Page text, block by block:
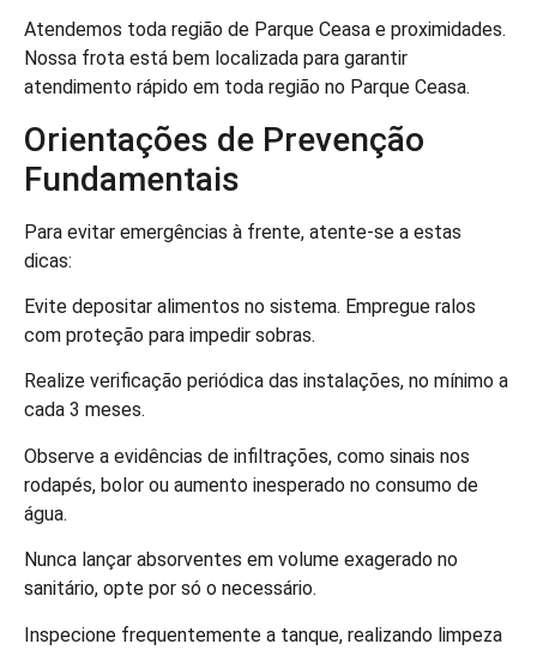
Atendemos toda região de Parque Ceasa e proximidades.
Nossa frota está bem localizada para garantir
atendimento rápido em toda região no Parque Ceasa.
Orientações de Prevenção
Fundamentais
Para evitar emergências à frente, atente-se a estas
dicas:
Evite depositar alimentos no sistema. Empregue ralos
com proteção para impedir sobras.
Realize verificação periódica das instalações, no mínimo a
cada 3 meses.
Observe a evidências de infiltrações, como sinais nos
rodapés, bolor ou aumento inesperado no consumo de
água.
Nunca lançar absorventes em volume exagerado no
sanitário, opte por só o necessário.
Inspecione frequentemente a tanque, realizando limpeza